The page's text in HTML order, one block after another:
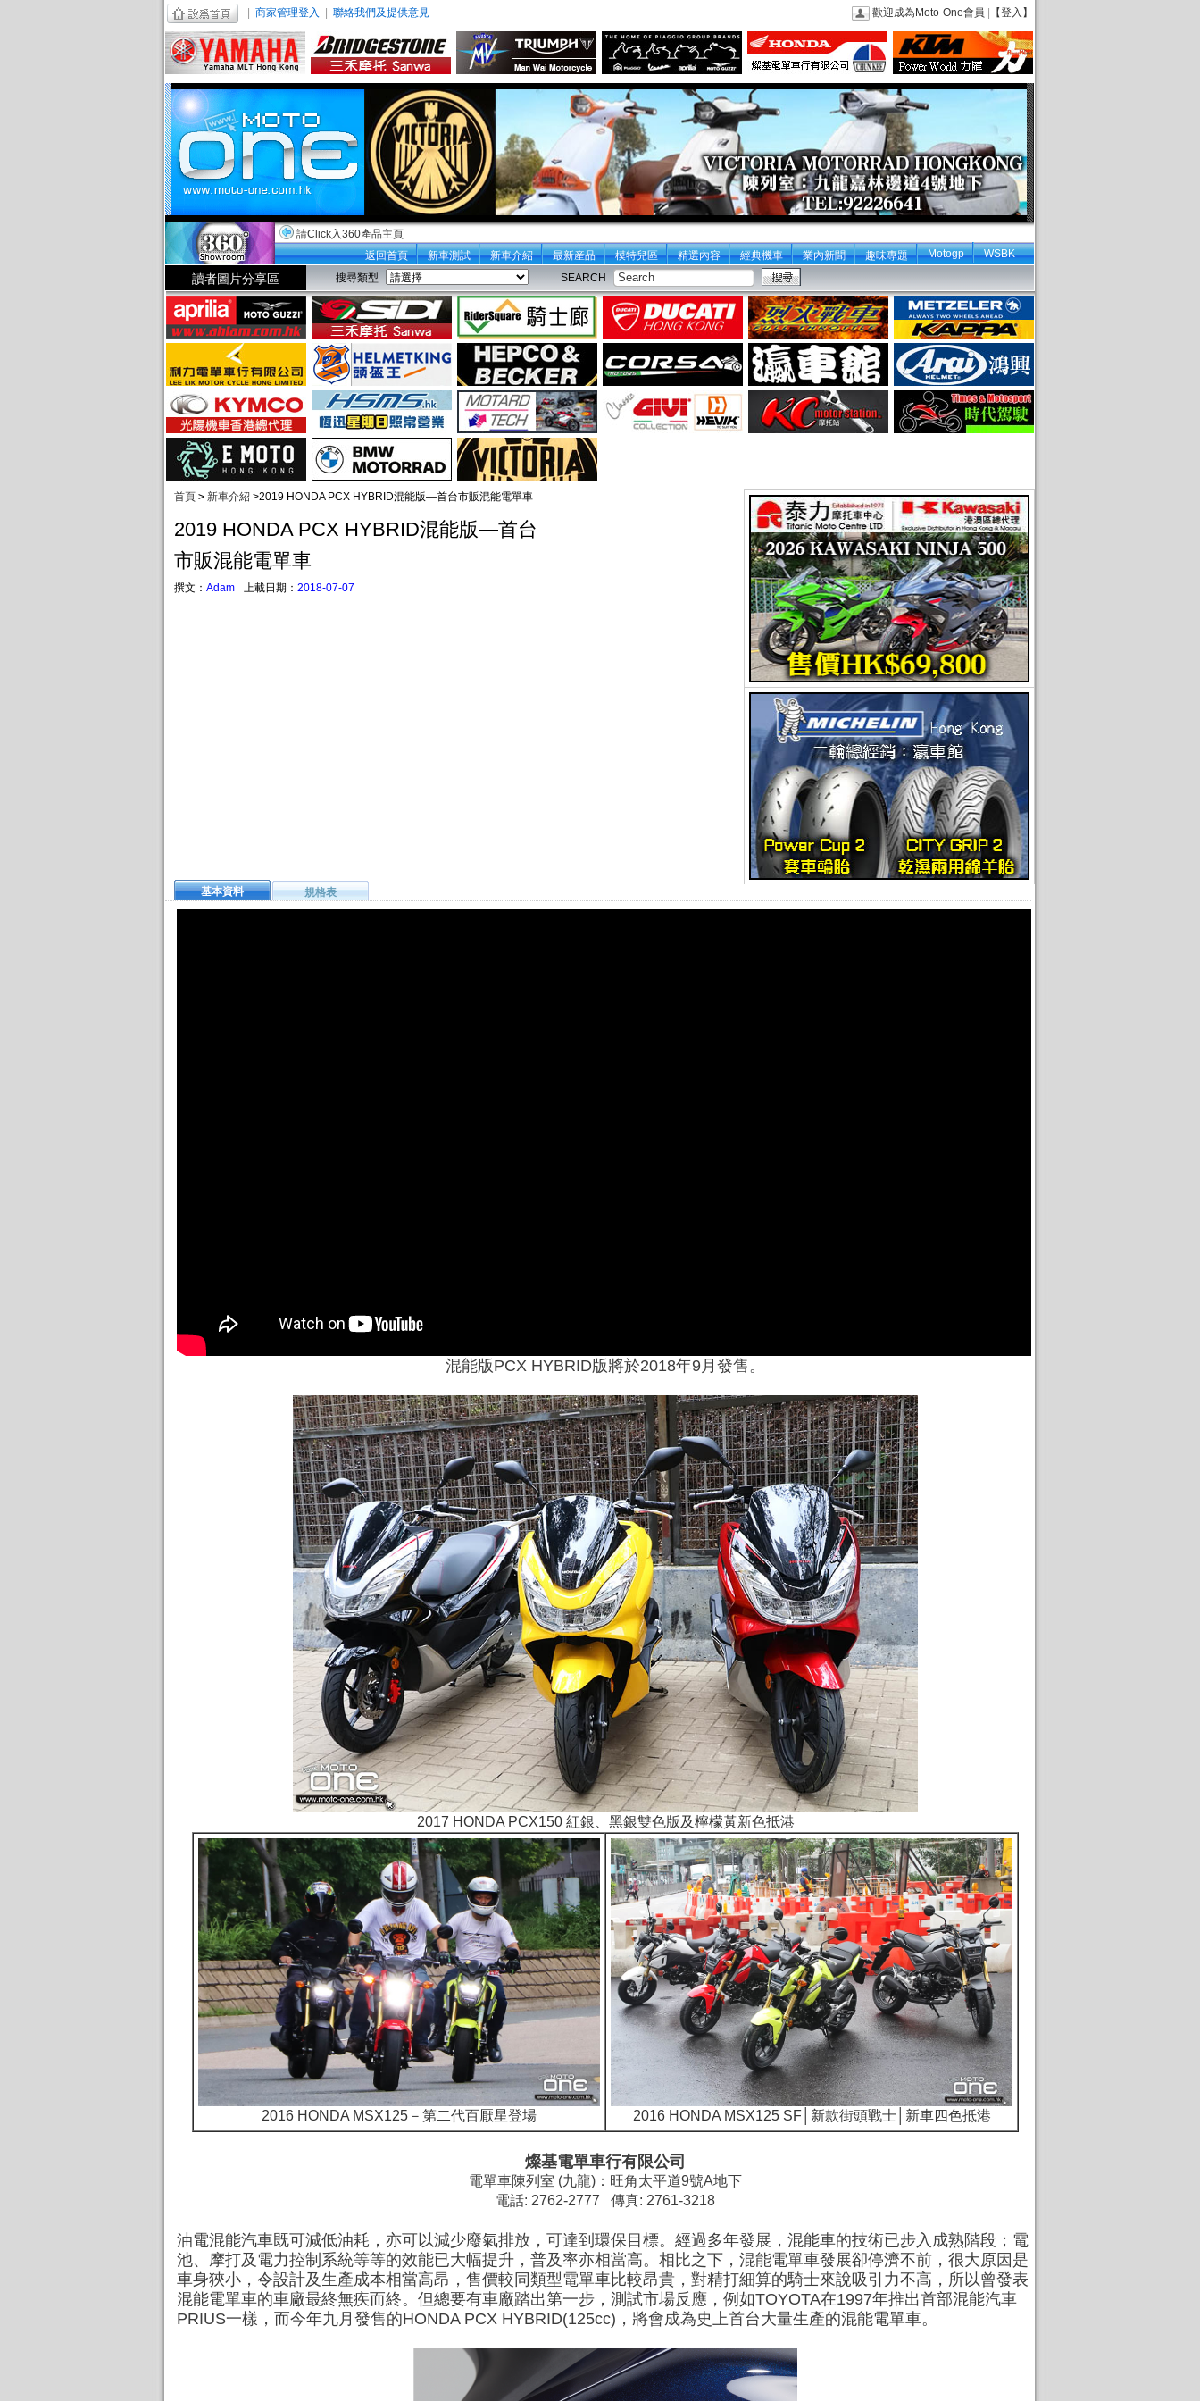
商家管理登入 聯絡我們及提供意見 歡迎成為Moto-One會員 【登入】
請Click入360產品主頁
返回首頁
新車測試 新車介紹 最新産品 模特兒區 精選內容 經典機車 業內新聞 趣味專題 Motogp WSBK
讀者圖片分享區 搜尋類型 SEARCH
首頁 > 新車介紹 >2019 HONDA PCX HYBRID混能版—首台市販混能電單車
2019 HONDA PCX HYBRID混能版—首台
市販混能電單車
撰文： Adam 上載日期： 2018-07-07
基本資料 規格表
混能版PCX HYBRID版將於2018年9月發售。
2017 HONDA PCX150 紅銀、黑銀雙色版及檸檬黃新色抵港
2016 HONDA MSX125－第二代百厭星登場 2016 HONDA MSX125 SF│新款街頭戰士│新車四色抵港
燦基電單車行有限公司
電單車陳列室 (九龍)：旺角太平道9號A地下
電話: 2762-2777 傳真: 2761-3218
油電混能汽車既可減低油耗，亦可以減少廢氣排放，可達到環保目標。經過多年發展，混能車的技術已步入成熟階段；電
池、摩打及電力控制系統等等的效能已大幅提升，普及率亦相當高。相比之下，混能電單車發展卻停濟不前，很大原因是
車身狹小，令設計及生產成本相當高昂，售價較同類型電單車比較昂貴，對精打細算的騎士來說吸引力不高，所以曾發表
混能電單車的車廠最終無疾而終。但總要有車廠踏出第一步，測試市場反應，例如TOYOTA在1997年推出首部混能汽車
PRIUS一樣，而今年九月發售的HONDA PCX HYBRID(125cc)，將會成為史上首台大量生產的混能電單車。